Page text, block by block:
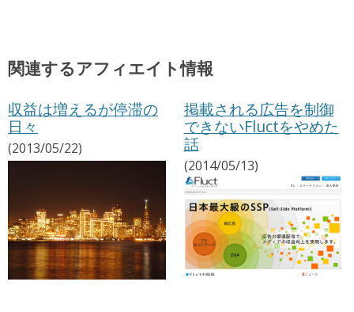
関連するアフィエイト情報
収益は増えるが停滞の
日々
(2013/05/22)
掲載される広告を制御
できないFluctをやめた
話
(2014/05/13)